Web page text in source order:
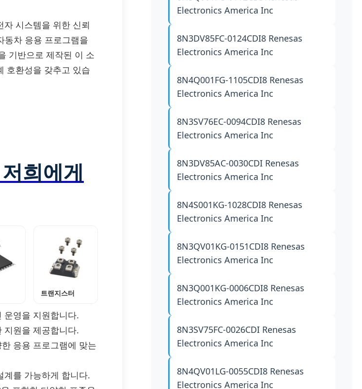
자 시스템을 위한 신뢰
동차 응용 프로그램을
기반으로 제작된 이 소
호환성을 갖추고 있습
희에게
트랜지스터
운영을 지원합니다.
지원을 제공합니다.
응용 프로그램에 맞는
계를 가능하게 합니다.
Electronics America Inc
8N3DV85FC-0124CDI8 Renesas
Electronics America Inc
8N4Q001FG-1105CDI8 Renesas
Electronics America Inc
8N3SV76EC-0094CDI8 Renesas
Electronics America Inc
8N3DV85AC-0030CDI Renesas
Electronics America Inc
8N4S001KG-1028CDI8 Renesas
Electronics America Inc
8N3QV01KG-0151CDI8 Renesas
Electronics America Inc
8N3Q001KG-0006CDI8 Renesas
Electronics America Inc
8N3SV75FC-0026CDI Renesas
Electronics America Inc
8N4QV01LG-0055CDI8 Renesas
Electronics America Inc